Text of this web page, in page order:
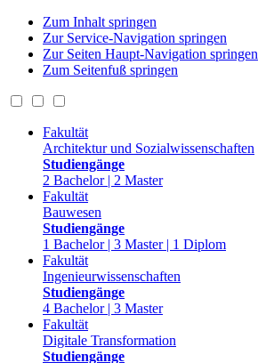
Zum Inhalt springen
Zur Service-Navigation springen
Zur Seiten Haupt-Navigation springen
Zum Seitenfuß springen
Fakultät
Architektur und Sozialwissenschaften
Studiengänge
2 Bachelor | 2 Master
Fakultät
Bauwesen
Studiengänge
1 Bachelor | 3 Master | 1 Diplom
Fakultät
Ingenieurwissenschaften
Studiengänge
4 Bachelor | 3 Master
Fakultät
Digitale Transformation
Studiengänge